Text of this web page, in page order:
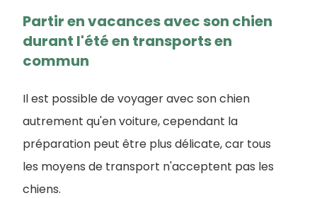
Partir en vacances avec son chien
durant l'été en transports en
commun
Il est possible de voyager avec son chien
autrement qu'en voiture, cependant la
préparation peut être plus délicate, car tous
les moyens de transport n'acceptent pas les
chiens.